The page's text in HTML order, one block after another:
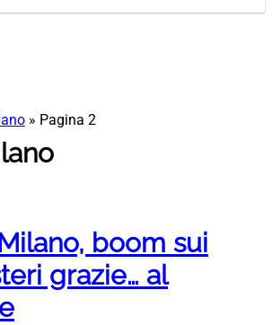
» Pagina 2
boom sui
grazie… al